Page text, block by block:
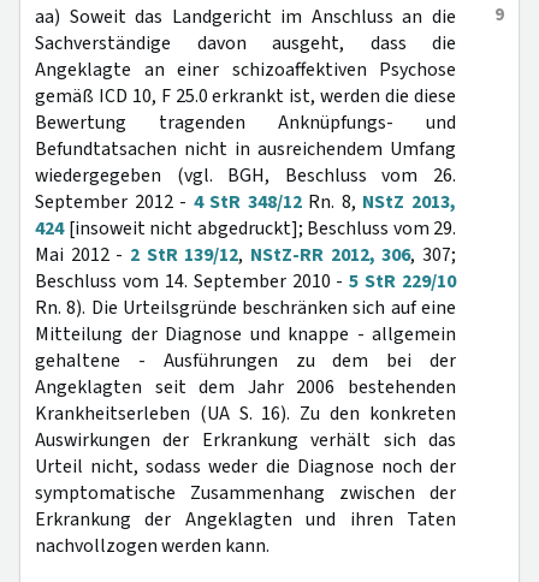
9
aa) Soweit das Landgericht im Anschluss an die
Sachverständige davon ausgeht, dass die
Angeklagte an einer schizoaffektiven Psychose
gemäß ICD 10, F 25.0 erkrankt ist, werden die diese
Bewertung tragenden Anknüpfungs- und
Befundtatsachen nicht in ausreichendem Umfang
wiedergegeben (vgl. BGH, Beschluss vom 26.
September 2012 - 4 StR 348/12Rn. 8, NStZ 2013,
424[insoweit nicht abgedruckt]; Beschluss vom 29.
Mai 2012 - 2 StR 139/12, NStZ-RR 2012, 306, 307;
Beschluss vom 14. September 2010 -5 StR 229/10
Rn. 8). Die Urteilsgründe beschränken sich auf eine
Mitteilung der Diagnose und knappe - allgemein
gehaltene - Ausführungen zu dem bei der
Angeklagten seit dem Jahr 2006 bestehenden
Krankheitserleben (UA S. 16). Zu den konkreten
Auswirkungen der Erkrankung verhält sich das
Urteil nicht, sodass weder die Diagnose noch der
symptomatische Zusammenhang zwischen der
Erkrankung der Angeklagten und ihren Taten
nachvollzogen werden kann.